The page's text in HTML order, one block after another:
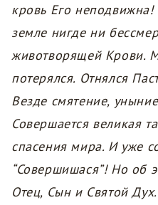
кровь Его неподвижна!
земле нигде ни
животворящей Крови.
потерялся. Отнялся
Везде смятение,
Совершается великая
спасения мира. И уже
“Совершишася”! Но об
Отец, Сын и Святой